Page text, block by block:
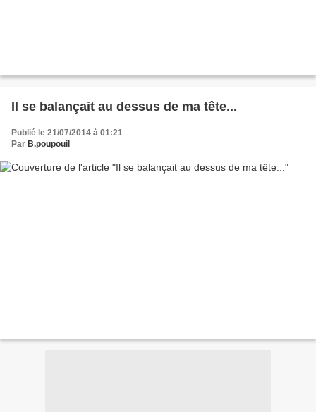
Il se balançait au dessus de ma tête...
Publié le 21/07/2014 à 01:21
Par B.poupouil